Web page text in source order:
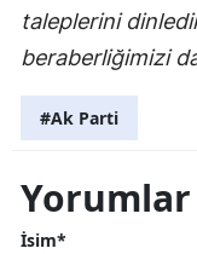
taleplerini
beraberliğimizi
#Ak Parti
Yorumlar
İsim*